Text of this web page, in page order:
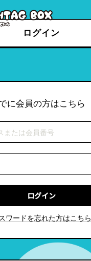
ログイン
に会員の方はこちら
ワードを忘れた方はこちら